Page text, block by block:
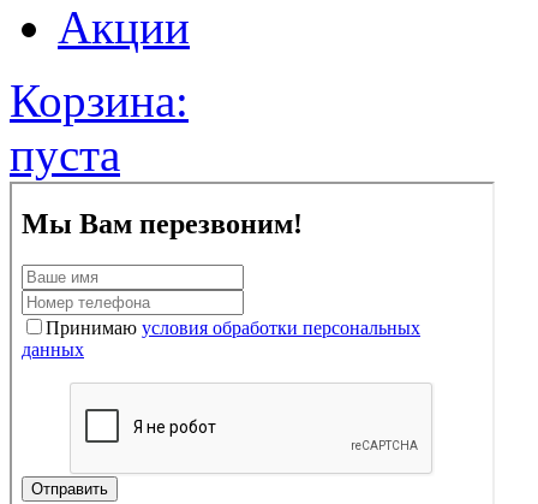
Акции
Корзина:
пуста